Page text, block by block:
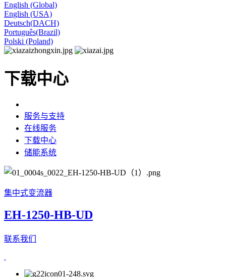
English (Global)
English (USA)
Deutsch(DACH)
Português(Brazil)
Polski (Poland)
下载中心
服务与支持
在线服务
下载中心
储能系统
集中式变流器
EH-1250-HB-UD
联系我们